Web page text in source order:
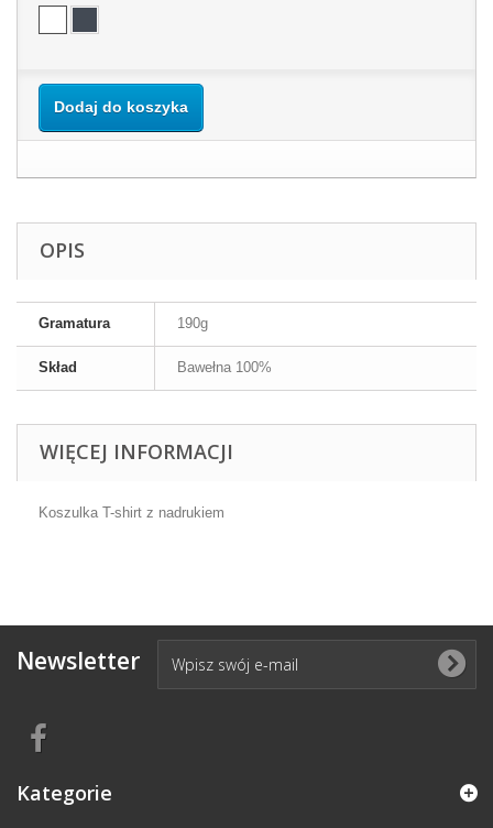
Dodaj do koszyka
OPIS
Gramatura 190g
Skład Bawełna 100%
WIĘCEJ INFORMACJI
Koszulka T-shirt z nadrukiem
Newsletter
Kategorie